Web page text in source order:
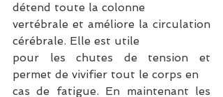
détend toute la colonne
vertébrale et améliore la circulation
cérébrale. Elle est utile
pour les chutes de tension et
permet de vivifier tout le corps en
cas de fatigue. En maintenant les